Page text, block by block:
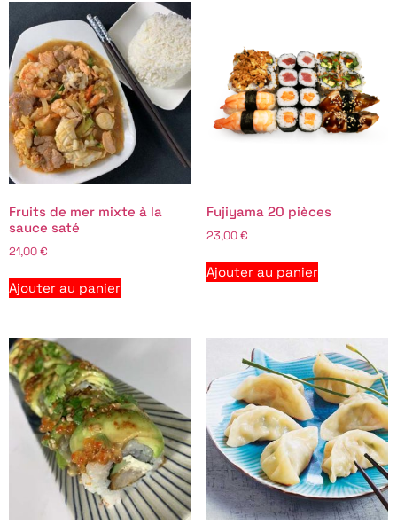
Fruits de mer mixte à la
sauce saté
21,00€
Ajouter au panier
Fujiyama 20 pièces
23,00€
Ajouter au panier